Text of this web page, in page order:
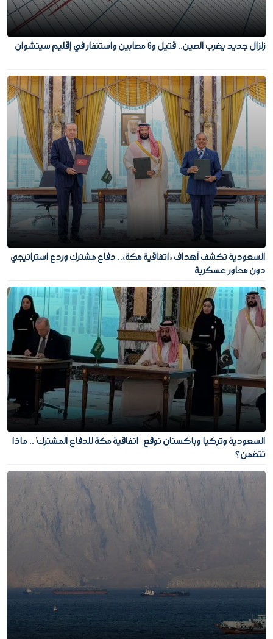
زلزال جديد يضرب الصين.. قتيل و6 مصابين واستنفار في إقليم سيتشوان
السعودية تكشف أهداف «اتفاقية مكة».. دفاع مشترك وردع استراتيجي
دون محاور عسكرية
السعودية وتركيا وباكستان توقع "اتفاقية مكة للدفاع المشترك".. ماذا
تتضمن؟